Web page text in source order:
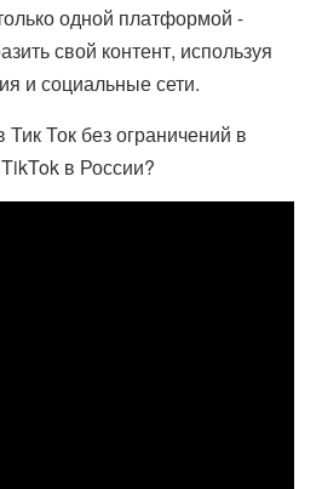
одной платформой -
свой контент, используя
и социальные сети.
Ток без ограничений в
в России?